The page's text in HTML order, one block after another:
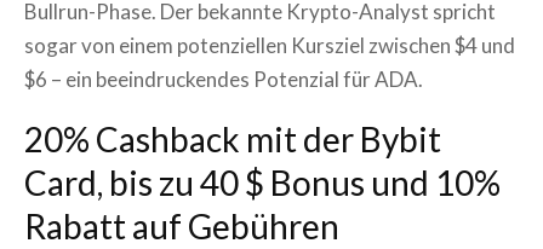
Bullrun-Phase. Der bekannte Krypto-Analyst spricht
sogar von einem potenziellen Kursziel zwischen $4 und
$6 – ein beeindruckendes Potenzial für ADA.
20% Cashback mit der Bybit
Card, bis zu 40 $ Bonus und 10%
Rabatt auf Gebühren